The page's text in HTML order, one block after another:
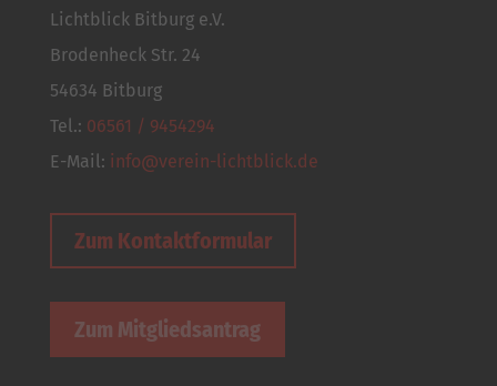
Lichtblick Bitburg e.V.
Brodenheck Str. 24
54634 Bitburg
Tel.: 06561 / 9454294
E-Mail: info@verein-lichtblick.de
Zum Kontaktformular
Zum Mitgliedsantrag